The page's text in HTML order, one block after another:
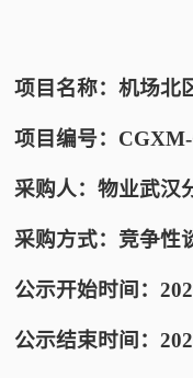
项目名称：机场北
项目编号：
采购人：物业武汉
采购方式：竞争性
公示开始时间：
公示结束时间：